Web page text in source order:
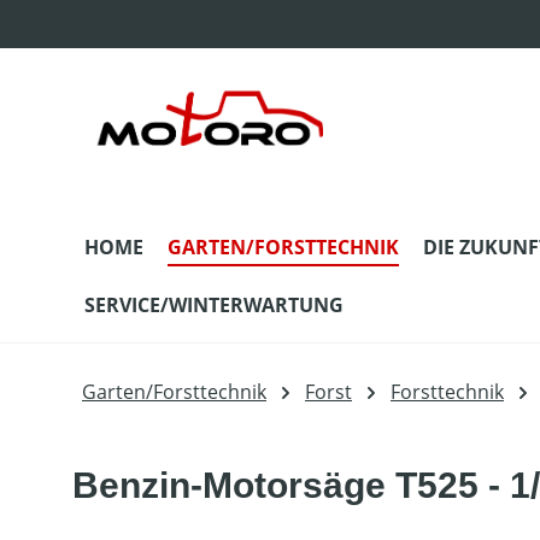
HOME GARTEN/FORSTTECHNIK DIE
SERVICE/WINTERWARTUNG
Garten/Forsttechnik Forst Forsttechnik
Benzin-Motorsäge T525 -